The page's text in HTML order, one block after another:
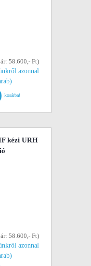
58.600,- Ft)
azonnal
kosárba!
kézi URH
58.600,- Ft)
azonnal